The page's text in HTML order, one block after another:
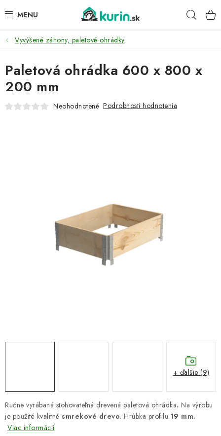
na
PRE HYDINU
PRE PSY
PRE ZAJACE
DARČEKOVÝ POUKAZ
Náš príbeh od začiatku Doprava Kontakt
Obchodné podmienky
Vyvýšené záhony, paletové ohrádky
Ručne vyrábaná stohovateľná drevená paletová ohrádka. Na výrobu
je použité kvalitné smrekové drevo. Hrúbka profilu 19 mm.
Viac informácií
Paletová ohrádka 600 x 800 x
200 mm
Neohodnotené Podrobnosti hodnotenia
+ ďalšie (9)